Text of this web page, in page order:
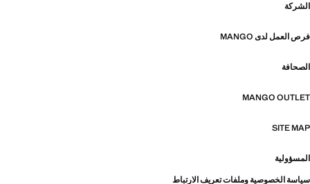
الشركة
فرص العمل لدى MANGO
الصحافة
MANGO OUTLET
SITE MAP
المسؤولية
سياسة الخصوصية وملفات تعريف الارتباط